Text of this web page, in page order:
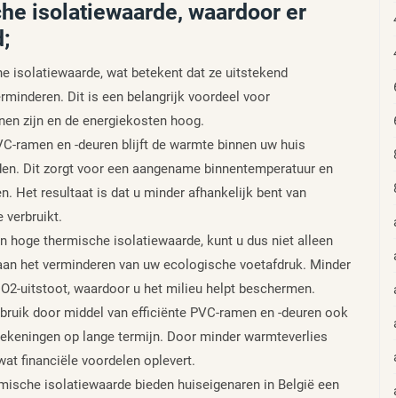
isolatiewaarde, waardoor er
isolatiewaarde, wat betekent dat ze uitstekend
Dit is een belangrijk voordeel voor
zijn en de energiekosten hoog.
ramen en -deuren blijft de warmte binnen uw huis
Dit zorgt voor een aangename binnentemperatuur en
Het resultaat is dat u minder afhankelijk bent van
verbruikt.
hoge thermische isolatiewaarde, kunt u dus niet alleen
het verminderen van uw ecologische voetafdruk. Minder
uitstoot, waardoor u het milieu helpt beschermen.
door middel van efficiënte PVC-ramen en -deuren ook
op lange termijn. Door minder warmteverlies
financiële voordelen oplevert.
isolatiewaarde bieden huiseigenaren in België een